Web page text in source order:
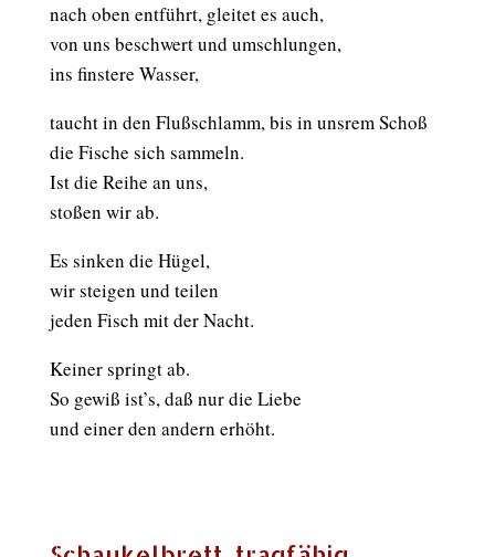
nach oben entführt, gleitet es auch,
von uns beschwert und umschlungen,
ins finstere Wasser,
taucht in den Flußschlamm, bis in unsrem Schoß
die Fische sich sammeln.
Ist die Reihe an uns,
stoßen wir ab.
Es sinken die Hügel,
wir steigen und teilen
jeden Fisch mit der Nacht.
Keiner springt ab.
So gewiß ist’s, daß nur die Liebe
und einer den andern erhöht.